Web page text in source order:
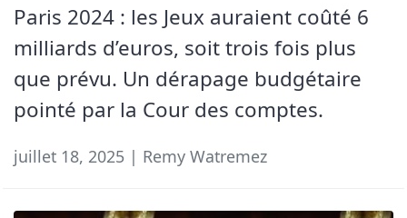
Paris 2024 : les Jeux auraient coûté 6
milliards d’euros, soit trois fois plus
que prévu. Un dérapage budgétaire
pointé par la Cour des comptes.
juillet 18, 2025 | Remy Watremez